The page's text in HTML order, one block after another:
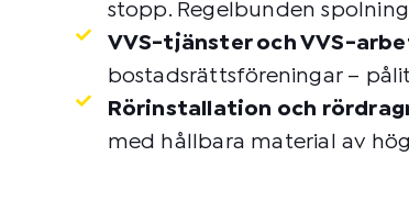
stopp. Regelbunden
VVS-tjänster och VVS-
bostadsrättsföreningar –
Rörinstallation och
med hållbara material av